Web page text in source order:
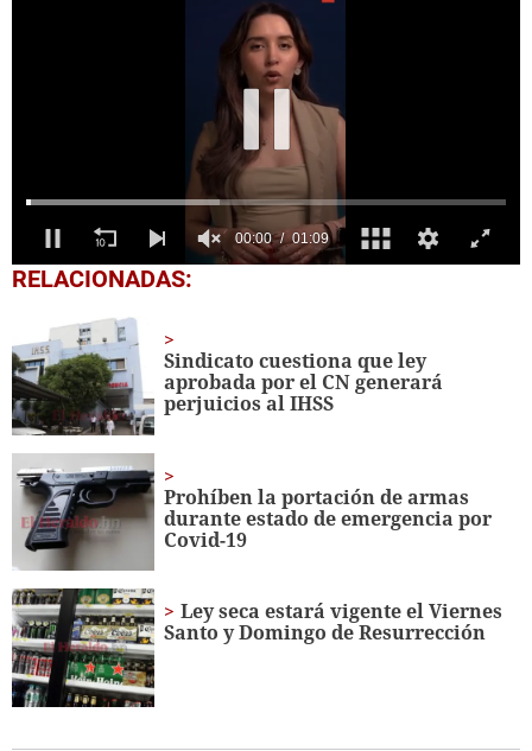
0
seconds
minute,
9
seconds
RELACIONADAS:
Sindicato cuestiona que ley
aprobada por el CN generará
perjuicios al IHSS
Prohíben la portación de armas
durante estado de emergencia por
Covid-19
Ley seca estará vigente el Viernes
Santo y Domingo de Resurrección